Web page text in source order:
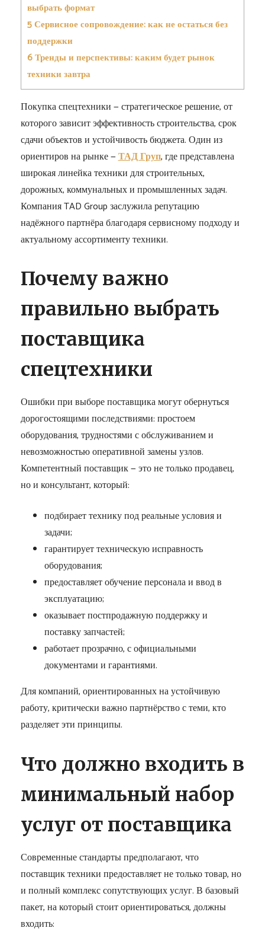
выбрать формат
5Сервисное сопровождение: как не остаться без
поддержки
6Тренды и перспективы: каким будет рынок
техники завтра
Покупка спецтехники — стратегическое решение, от
которого зависит эффективность строительства, срок
сдачи объектов и устойчивость бюджета. Один из
ориентиров на рынке —ТАД Груп, где представлена
широкая линейка техники для строительных,
дорожных, коммунальных и промышленных задач.
Компания TAD Group заслужила репутацию
надёжного партнёра благодаря сервисному подходу и
актуальному ассортименту техники.
Почему важно
правильно выбрать
поставщика
спецтехники
Ошибки при выборе поставщика могут обернуться
дорогостоящими последствиями: простоем
оборудования, трудностями с обслуживанием и
невозможностью оперативной замены узлов.
Компетентный поставщик — это не только продавец,
но и консультант, который:
подбирает технику под реальные условия и
задачи;
гарантирует техническую исправность
оборудования;
предоставляет обучение персонала и ввод в
эксплуатацию;
оказывает постпродажную поддержку и
поставку запчастей;
работает прозрачно, с официальными
документами и гарантиями.
Для компаний, ориентированных на устойчивую
работу, критически важно партнёрство с теми, кто
разделяет эти принципы.
Что должно входить в
минимальный набор
услуг от поставщика
Современные стандарты предполагают, что
поставщик техники предоставляет не только товар, но
и полный комплекс сопутствующих услуг. В базовый
пакет, на который стоит ориентироваться, должны
входить: